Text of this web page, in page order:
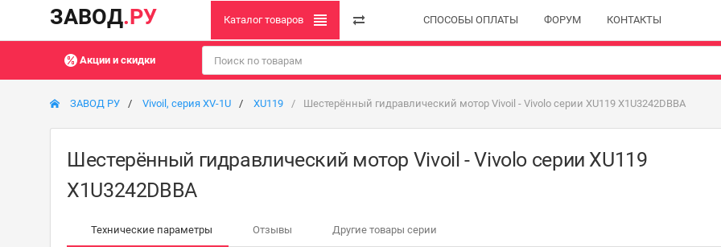
ЗАВОД.РУ Каталог товаров СПОСОБЫ ОПЛАТЫ ФОРУМ КОНТАКТЫ
Акции и скидки
ЗАВОД РУ Vivoil, серия XV-1U XU119 Шестерённый гидравлический мотор Vivoil - Vivolo серии XU119 X1U3242DBBA
Шестерённый гидравлический мотор Vivoil - Vivolo серии XU119
X1U3242DBBA
Технические параметры Отзывы Другие товары серии